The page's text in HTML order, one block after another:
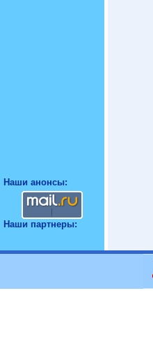
Наши анонсы:
Наши партнеры: